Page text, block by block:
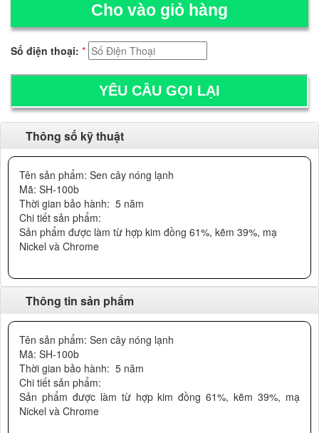
Cho vào giỏ hàng
Số điện thoại: *
Thông số kỹ thuật
Tên sản phẩm: Sen cây nóng lạnh
Mã: SH-100b
Thời gian bảo hành: 5 năm
Chi tiết sản phẩm:
Sản phẩm được làm từ hợp kim đồng 61%, kẽm 39%, mạ
Nickel và Chrome
Thông tin sản phẩm
Tên sản phẩm: Sen cây nóng lạnh
Mã: SH-100b
Thời gian bảo hành: 5 năm
Chi tiết sản phẩm:
Sản phẩm được làm từ hợp kim đồng 61%, kẽm 39%, mạ
Nickel và Chrome